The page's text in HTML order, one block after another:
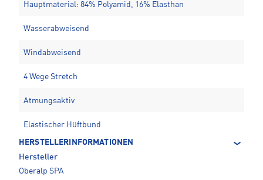
Hauptmaterial: 84% Polyamid, 16% Elasthan
Wasserabweisend
Windabweisend
4 Wege Stretch
Atmungsaktiv
Elastischer Hüftbund
HERSTELLERINFORMATIONEN
Hersteller
Oberalp SPA